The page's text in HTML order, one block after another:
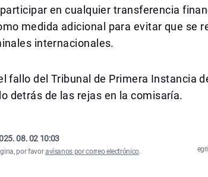
en cualquier transferencia
medida adicional para evitar que se
internacionales.
fallo del Tribunal de Primera Instancia
detrás de las rejas en la comisaría.
08. 02 10:03
por favoravísanos por correo electrónico.